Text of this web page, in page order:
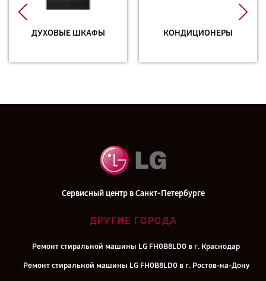
ДУХОВЫЕ ШКАФЫ КОНДИЦИОНЕРЫ
Сервисный центр в Санкт-Петербурге
ДРУГИЕ ГОРОДА
Ремонт стиральной машины LG FH0B8LD0 в г. Краснодар
Ремонт стиральной машины LG FH0B8LD0 в г. Ростов-на-Дону